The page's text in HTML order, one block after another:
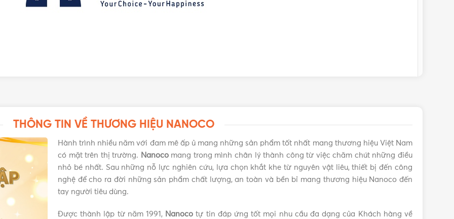
THÔNG TIN VỀ THƯƠNG HIỆU NANOCO
Hành trình nhiều năm với đam mê ấp ủ mang những sản phẩm tốt nhất mang thương hiệu Việt Nam
có mặt trên thị trường. Nanocomang trong mình chân lý thành công từ việc chăm chút những điều
nhỏ bé nhất. Sau những nỗ lực nghiên cứu, lựa chọn khắt khe từ nguyên vật liêu, thiết bị đến công
nghệ để cho ra đời những sản phẩm chất lượng, an toàn và bền bỉ mang thương hiệu Nanoco đến
tay người tiêu dùng.
Được thành lập từ năm 1991, Nanoco tự tin đáp ứng tốt mọi nhu cầu đa dạng của Khách hàng về